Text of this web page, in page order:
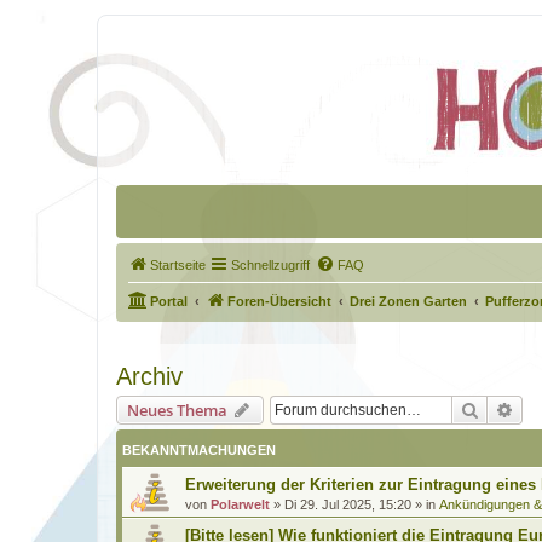
Startseite Schnellzugriff FAQ
Portal Foren-Übersicht Drei Zonen Garten
Archiv
Neues Thema Suche
BEKANNTMACHUNGEN
Erweiterung der Kriterien zur Eintragung eines
von Polarwelt » Di 29. Jul 2025, 15:20 » in Ankündigungen
[Bitte lesen] Wie funktioniert die Eintragung